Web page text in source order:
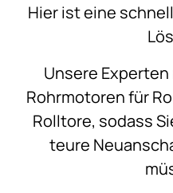
Hier ist eine
Unsere Experten
Rohrmotoren für
Rolltore, sodass
teure